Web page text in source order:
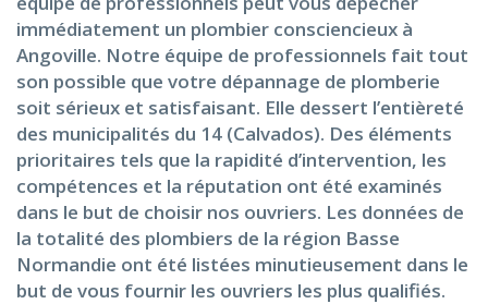
immédiatement un plombier consciencieux à
Angoville. Notre équipe de professionnels fait tout
son possible que votre dépannage de plomberie
soit sérieux et satisfaisant. Elle dessert l’entièreté
des municipalités du 14 (Calvados). Des éléments
prioritaires tels que la rapidité d’intervention, les
compétences et la réputation ont été examinés
dans le but de choisir nos ouvriers. Les données de
la totalité des plombiers de la région Basse
Normandie ont été listées minutieusement dans le
but de vous fournir les ouvriers les plus qualifiés.